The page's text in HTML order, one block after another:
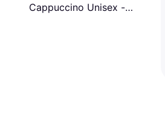
Cappuccino Unisex -